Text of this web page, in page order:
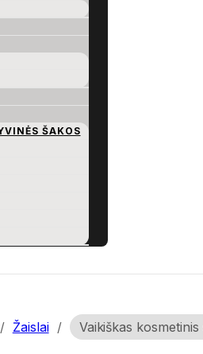
ŠAKOS
/ Žaislai / Vaikiškas